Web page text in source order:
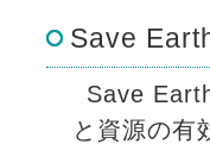
Save
Save
と資源の有